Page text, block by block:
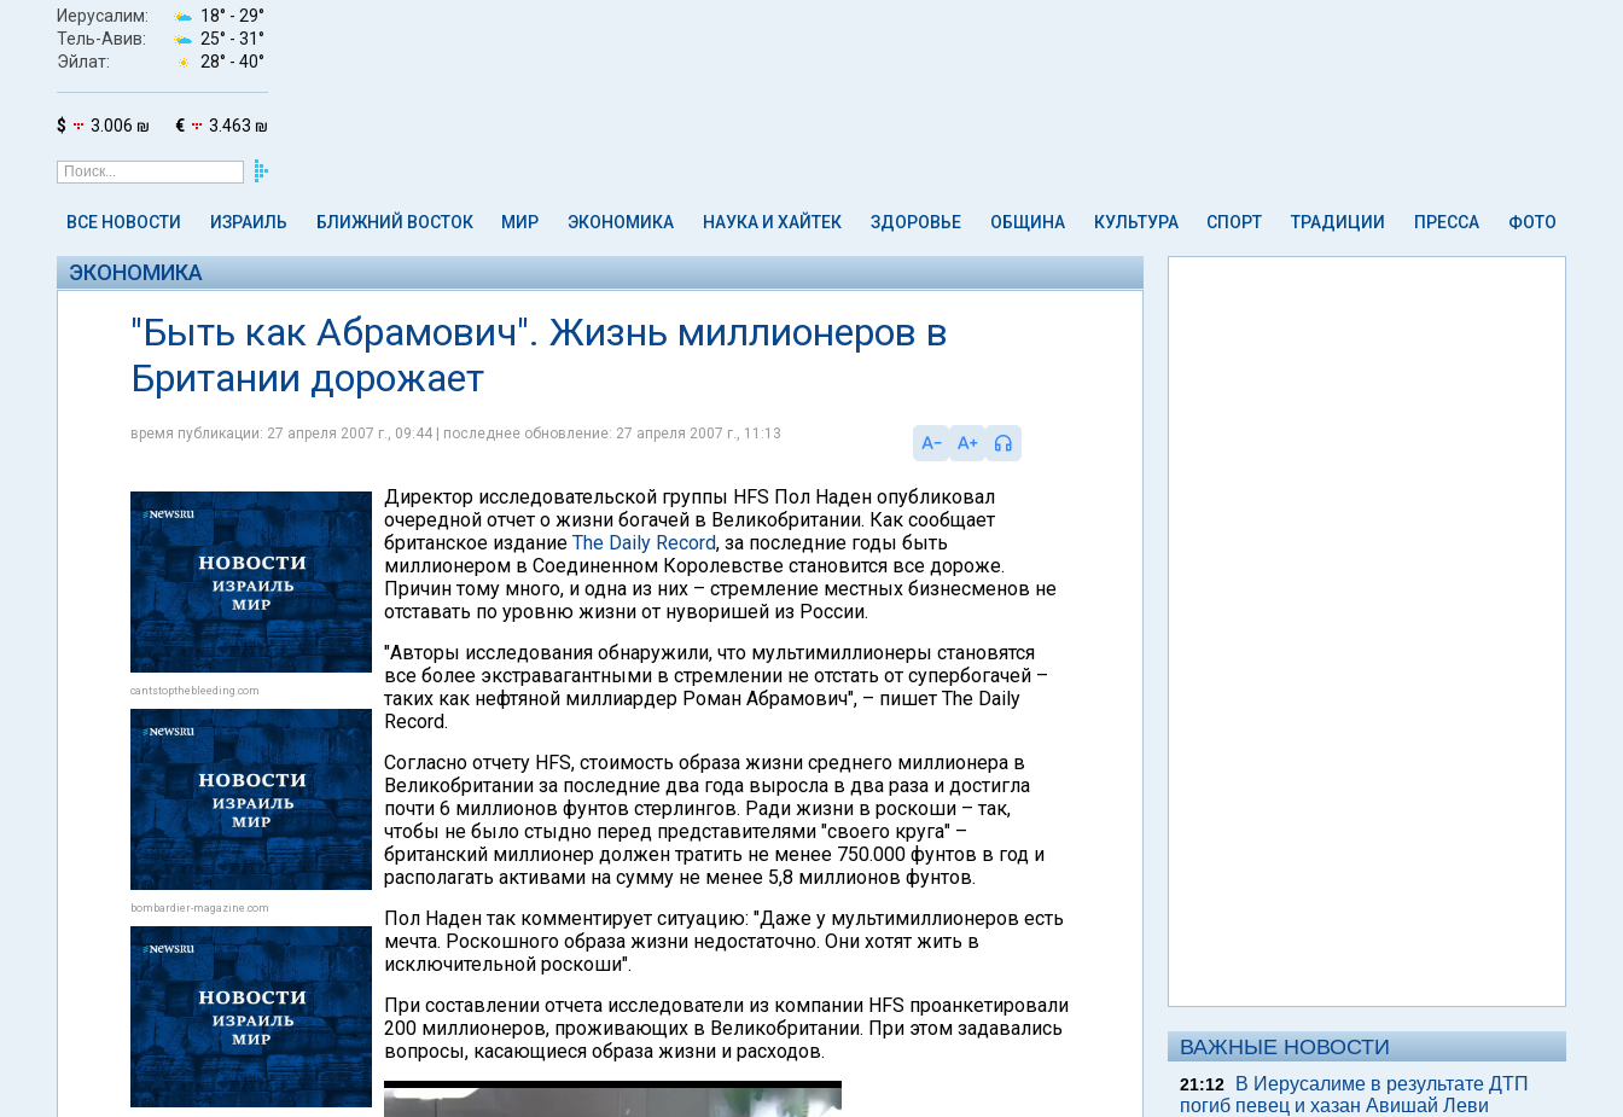
Иерусалим: 18° - 29°
Тель-Авив:
25° - 31°
Эйлат:
28° - 40°
$ 3.006 ₪ € 3.463 ₪
ВСЕ НОВОСТИ ИЗРАИЛЬ БЛИЖНИЙ ВОСТОК МИР ЭКОНОМИКА НАУКА И ХАЙТЕК ЗДОРОВЬЕ ОБЩИНА КУЛЬТУРА СПОРТ ТРАДИЦИИ ПРЕССА ФОТО
ЭКОНОМИКА
"Быть как Абрамович". Жизнь миллионеров в
Британии дорожает
время публикации: 27 апреля 2007 г., 09:44 | последнее обновление: 27 апреля 2007 г., 11:13
cantstopthebleeding.com
bombardier-magazine.com
Директор исследовательской группы HFS Пол Наден опубликовал
очередной отчет о жизни богачей в Великобритании. Как сообщает
британское издание The Daily Record, за последние годы быть
миллионером в Соединенном Королевстве становится все дороже.
Причин тому много, и одна из них – стремление местных бизнесменов не
отставать по уровню жизни от нуворишей из России.
"Авторы исследования обнаружили, что мультимиллионеры становятся
все более экстравагантными в стремлении не отстать от супербогачей –
таких как нефтяной миллиардер Роман Абрамович", – пишет The Daily
Record.
Согласно отчету HFS, стоимость образа жизни среднего миллионера в
Великобритании за последние два года выросла в два раза и достигла
почти 6 миллионов фунтов стерлингов. Ради жизни в роскоши – так,
чтобы не было стыдно перед представителями "своего круга" –
британский миллионер должен тратить не менее 750.000 фунтов в год и
располагать активами на сумму не менее 5,8 миллионов фунтов.
Пол Наден так комментирует ситуацию: "Даже у мультимиллионеров есть
мечта. Роскошного образа жизни недостаточно. Они хотят жить в
исключительной роскоши".
При составлении отчета исследователи из компании HFS проанкетировали
200 миллионеров, проживающих в Великобритании. При этом задавались
вопросы, касающиеся образа жизни и расходов.
ВАЖНЫЕ НОВОСТИ
21:12
В Иерусалиме в результате ДТП
погиб певец и хазан Авишай Леви